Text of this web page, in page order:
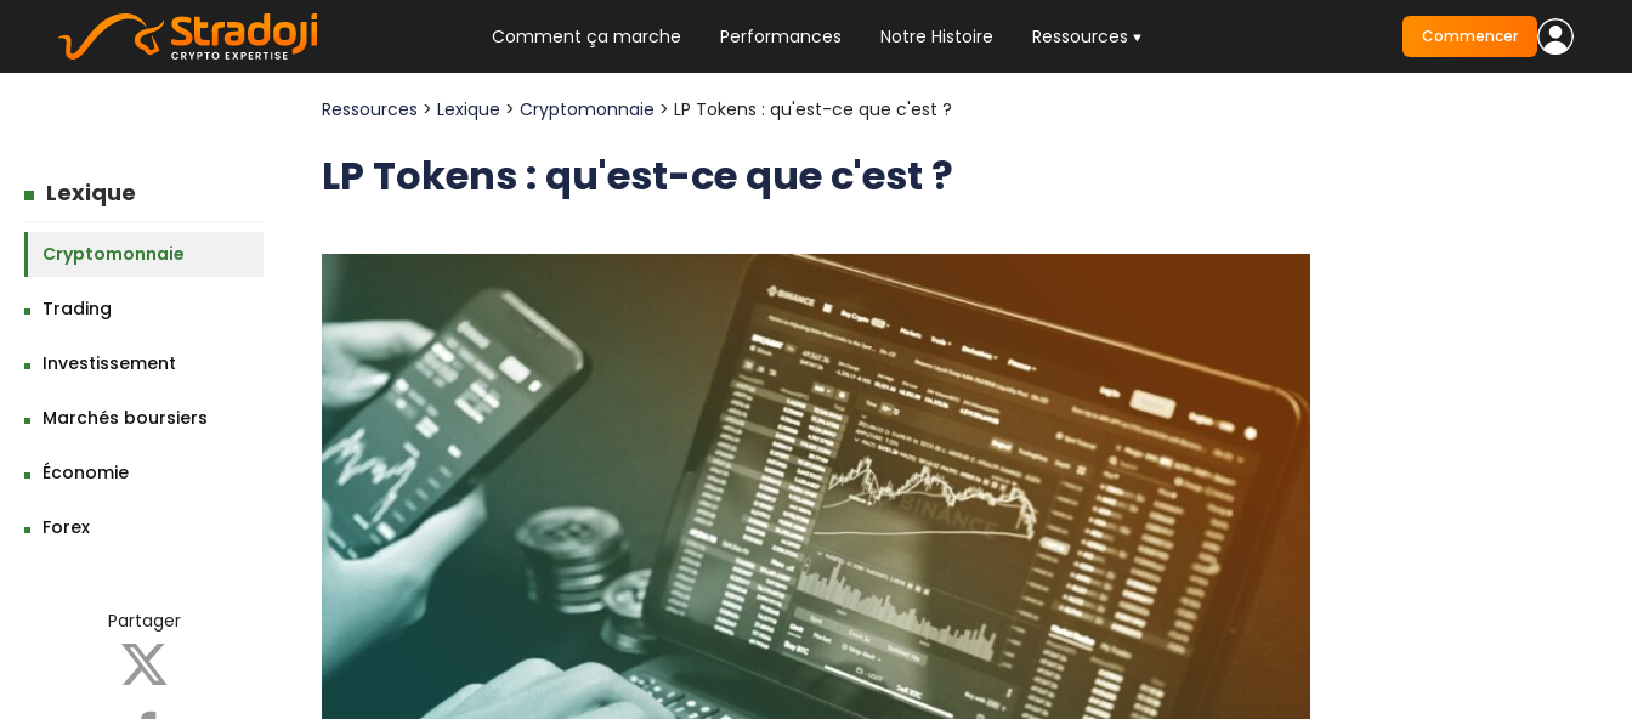
Comment ça marche Performances Notre Histoire Ressources
NEWSLETTER HEBDO
Les news crypto dont vous avez besoin
Le guide ultime pour débuter dans les
cryptomonnaies
Commencer
Lexique
Cryptomonnaie
Trading
Investissement
Marchés boursiers
Économie
Forex
Partager
Ressources >Lexique >Cryptomonnaie > LP Tokens : qu'est-ce que c'est ?
LP Tokens : qu'est-ce que c'est ?